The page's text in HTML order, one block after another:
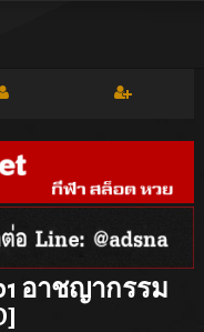
อาชญากรรม